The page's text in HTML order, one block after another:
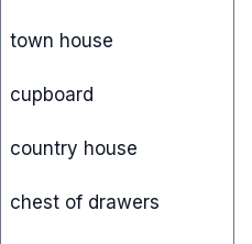
town house
cupboard
country house
chest of drawers